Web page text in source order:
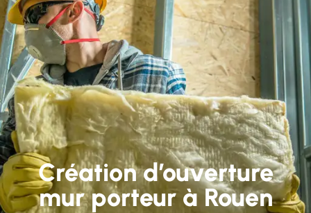
Création d’ouverture
mur porteur à Rouen